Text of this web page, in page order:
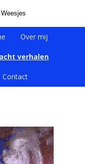
Over mij
verhalen
Contact